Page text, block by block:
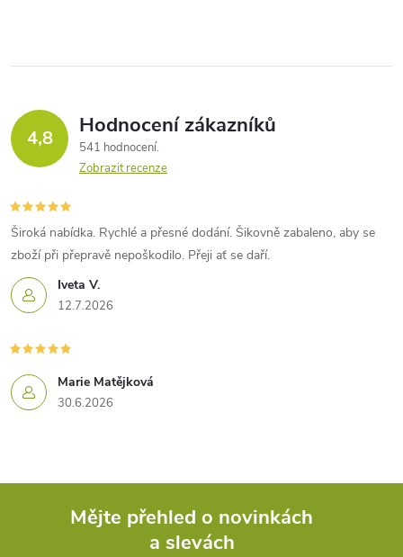
4,8 Hodnocení zákazníků
541 hodnocení
Zobrazit recenze
Iveta V.
12.7.2026
Široká nabídka. Rychlé a přesné dodání. Šikovně zabaleno, aby se
zboží při přepravě nepoškodilo. Přeji ať se daří.
Marie Matějková
30.6.2026
Mějte přehled o novinkách
a slevách